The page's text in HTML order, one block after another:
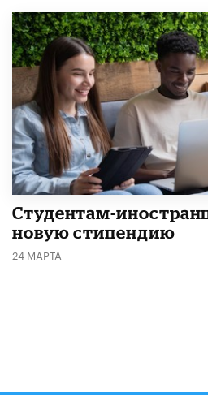
Студентам-
новую стипендию
24 МАРТА